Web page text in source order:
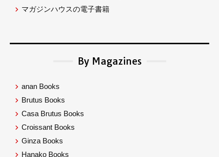
マガジンハウスの電子書籍
By Magazines
anan Books
Brutus Books
Casa Brutus Books
Croissant Books
Ginza Books
Hanako Books